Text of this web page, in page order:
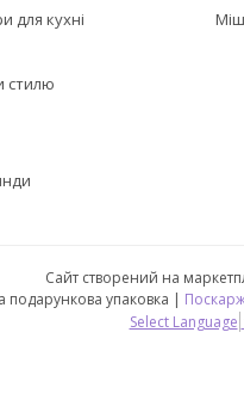
для кухні
стилю
Сайт створений на
🎁 CubeShop - подарунки та подарункова упаковка |
Select Language